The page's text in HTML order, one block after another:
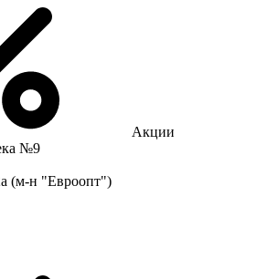
Акции
№9
(м-н "Евроопт")